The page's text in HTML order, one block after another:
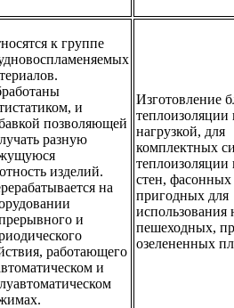
к группе
и
позволяющей
разную
изделий.
на
и
работающего
и
Изготовление
теплоизоляции
нагрузкой, для
комплектных
стен, фасонных
пригодных для
использования
пешеходных,
озелененных